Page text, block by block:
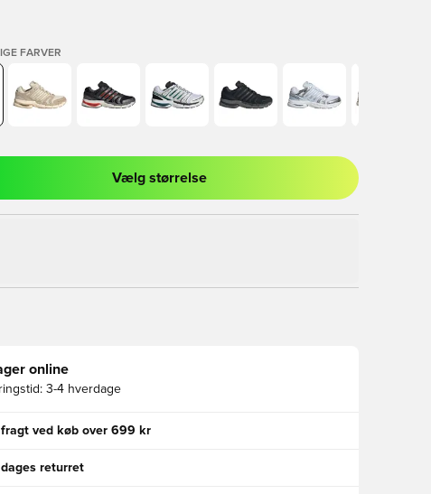
FARVER
til at logge ind eller tilmelde dig som medlem
Vælg størrelse
online
3-4 hverdage
fragt ved køb over 699 kr
returret